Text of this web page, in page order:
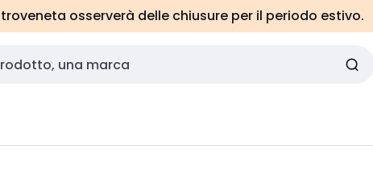
osserverà delle chiusure per il periodo estivo.